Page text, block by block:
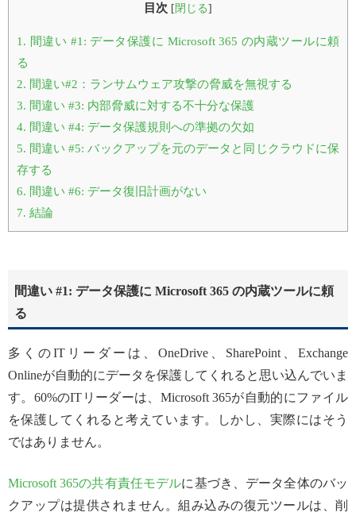
目次 [ 閉じる]
1. 間違い #1: データ保護に Microsoft 365 の内蔵ツールに頼
る
2. 間違い#2：ランサムウェア攻撃の脅威を無視する
3. 間違い #3: 内部脅威に対する不十分な保護
4. 間違い #4: データ保護規則への準拠の欠如
5. 間違い #5: バックアップを元のデータと同じクラウドに保
存する
6. 間違い #6: データ復旧計画がない
7. 結論
間違い #1: データ保護に Microsoft 365 の内蔵ツールに頼
る
多くのITリーダーは、OneDrive、SharePoint、Exchange
Onlineが自動的にデータを保護してくれると思い込んでいま
す。60%のITリーダーは、Microsoft 365が自動的にファイル
を保護してくれると考えています。しかし、実際にはそう
ではありません。
Microsoft 365の共有責任モデルに基づき、データ全体のバッ
クアップは提供されません。組み込みの復元ツールは、削